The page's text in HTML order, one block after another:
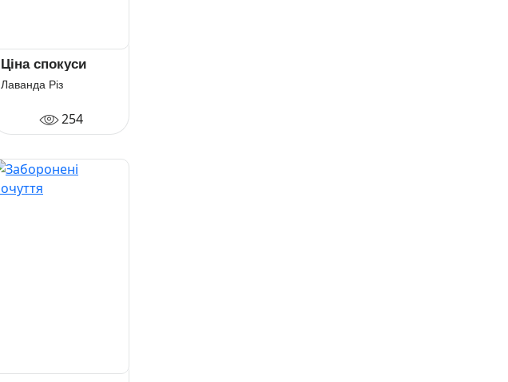
Ціна спокуси
Лаванда Різ
254